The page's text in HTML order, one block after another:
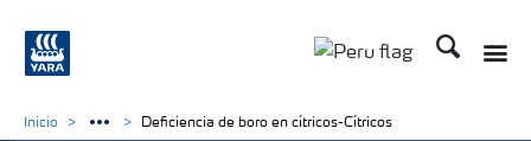
Buscar
Inicio Deficiencia de boro en cítricos-Cítricos